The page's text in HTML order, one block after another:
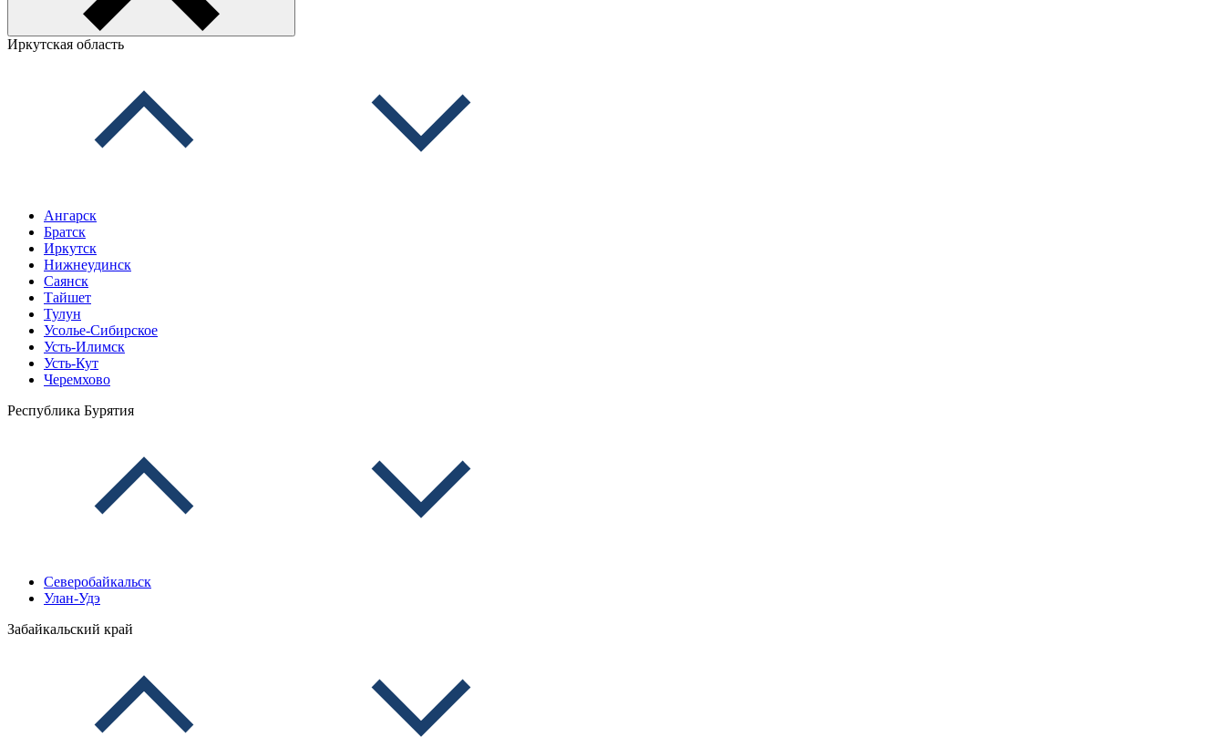
Иркутская область
Ангарск
Братск
Иркутск
Нижнеудинск
Саянск
Тайшет
Тулун
Усолье-Сибирское
Усть-Илимск
Усть-Кут
Черемхово
Республика Бурятия
Северобайкальск
Улан-Удэ
Забайкальский край